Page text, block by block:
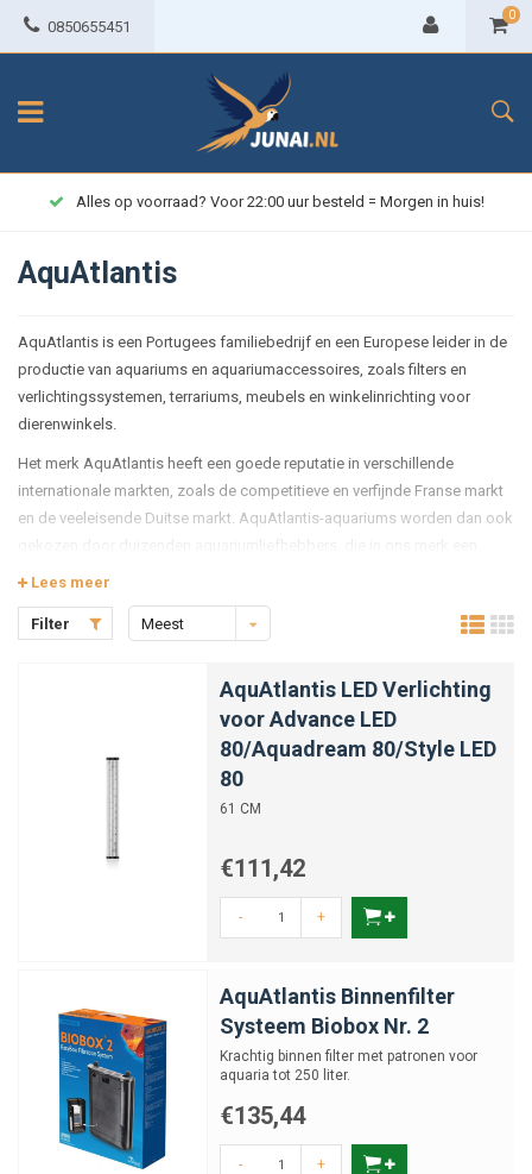
0850655451
0
Morgen in huis! Gratis verzending vanaf €
AquAtlantis
AquAtlantis is een Portugees familiebedrijf en een Europese leider in de
productie van aquariums en aquariumaccessoires, zoals filters en
verlichtingssystemen, terrariums, meubels en winkelinrichting voor
dierenwinkels.
Het merk AquAtlantis heeft een goede reputatie in verschillende
internationale markten, zoals de competitieve en verfijnde Franse markt
en de veeleisende Duitse markt. AquAtlantis-aquariums worden dan ook
oplossing van hoge kwaliteit en decoratieve waarde herkennen.
Lees meer
Filter
Meest
AquAtlantis LED Verlichting
voor Advance LED
80/Aquadream 80/Style LED
80
61 CM
€111,42
- +
AquAtlantis Binnenfilter
Systeem Biobox Nr. 2
Krachtig binnen filter met patronen voor
aquaria tot 250 liter.
€135,44
- +